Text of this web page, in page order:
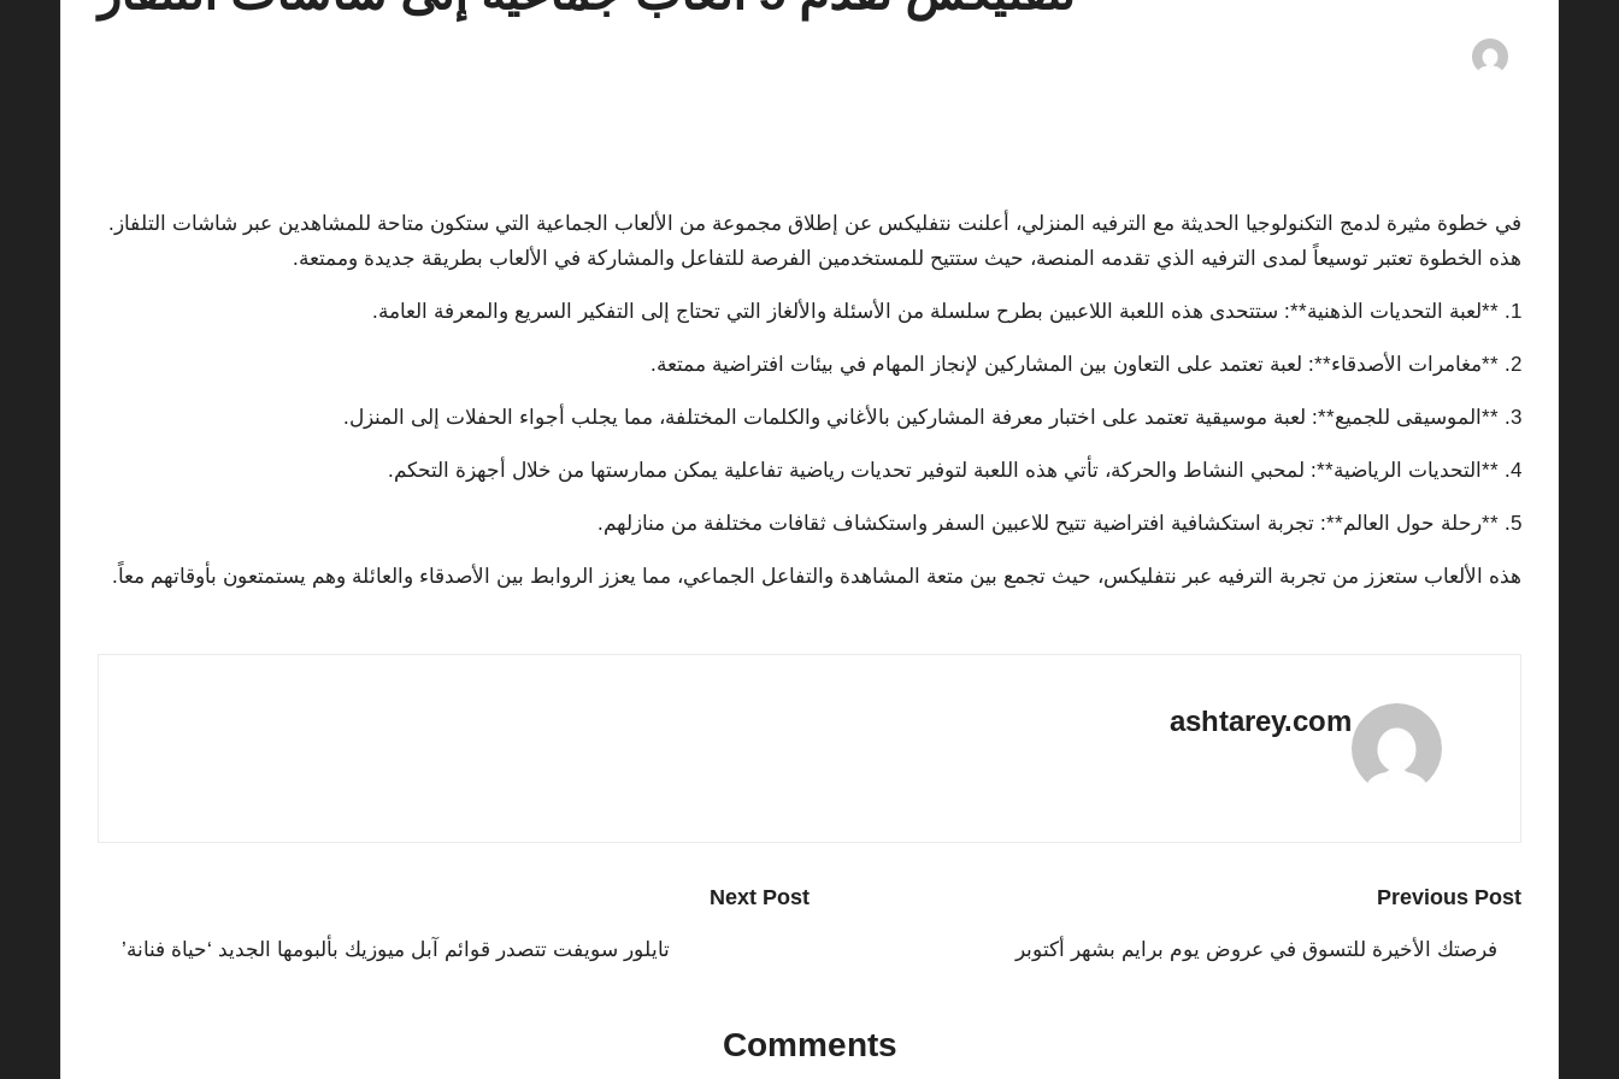
Posted
في خطوة مثيرة لدمج التكنولوجيا الحديثة مع الترفيه المنزلي، أعلنت نتفليكس عن إطلاق مجموعة من الألعاب الجماعية التي ستكون متاحة للمشاهدين عبر شاشات التلفاز.
هذه الخطوة تعتبر توسيعاً لمدى الترفيه الذي تقدمه المنصة، حيث ستتيح للمستخدمين الفرصة للتفاعل والمشاركة في الألعاب بطريقة جديدة وممتعة.
1. **لعبة التحديات الذهنية**: ستتحدى هذه اللعبة اللاعبين بطرح سلسلة من الأسئلة والألغاز التي تحتاج إلى التفكير السريع والمعرفة العامة.
2. **مغامرات الأصدقاء**: لعبة تعتمد على التعاون بين المشاركين لإنجاز المهام في بيئات افتراضية ممتعة.
3. **الموسيقى للجميع**: لعبة موسيقية تعتمد على اختبار معرفة المشاركين بالأغاني والكلمات المختلفة، مما يجلب أجواء الحفلات إلى المنزل.
4. **التحديات الرياضية**: لمحبي النشاط والحركة، تأتي هذه اللعبة لتوفير تحديات رياضية تفاعلية يمكن ممارستها من خلال أجهزة التحكم.
5. **رحلة حول العالم**: تجربة استكشافية افتراضية تتيح للاعبين السفر واستكشاف ثقافات مختلفة من منازلهم.
هذه الألعاب ستعزز من تجربة الترفيه عبر نتفليكس، حيث تجمع بين متعة المشاهدة والتفاعل الجماعي، مما يعزز الروابط بين الأصدقاء والعائلة وهم يستمتعون بأوقاتهم معاً.
ashtarey.com
Post
navigation
Previous Post
فرصتك الأخيرة للتسوق في عروض يوم برايم بشهر أكتوبر
Next Post
تايلور سويفت تتصدر قوائم آبل ميوزيك بألبومها الجديد ‘حياة فنانة’
Comments